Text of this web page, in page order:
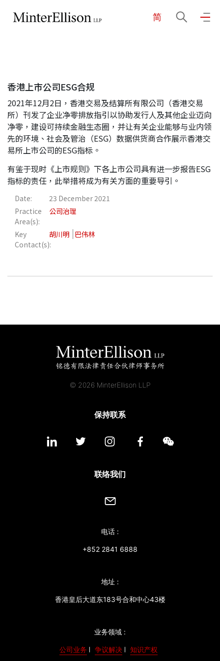
简
关于我们
业务领域
我们的团队
社区投入
应届毕业生招聘
联络我们
地点
香港上市公司ESG合规
2021年12月2日，香港交易及结算所有限公司（香港交易
所）刊发了企业净零排放指引以协助发行人及其他企业迈向
净零，建设可持续金融生态圈，并让有关企业能够与业内领
先的环境、社会及管治（ESG）数据供货商合作展示香港交
易所上市公司的ESG指标。
有鉴于现时《上市规则》下各上市公司具有进一步报告ESG
指标的责任，此举措将成为有关方面的重要导引。
Date:
23 December 2021
Practice
Area(s):
公司治理
Key
Contact(s):
胡川明 巴伟林
© 2026 MinterEllison LLP
保持联系
联络我们
电话 :
+852 2841 6888
地址 :
香港皇后大道东183号合和中心43楼
业务领域 :
公司业务 争议解决 知识产权